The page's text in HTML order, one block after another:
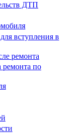
ДТП
вступления в
ремонта
ремонта по